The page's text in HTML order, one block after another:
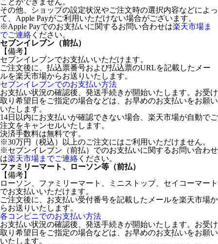
ことができません。
その他、ショップの設定状況やご注文時の選択内容などによっ
て、Apple Payがご利用いただけない場合がございます。
※Apple Payでのお支払いに関するお問い合わせは楽天市場ま
でご連絡 ください。
セブンイレブン（前払）
【備考】
セブンイレブンでお支払いいただけます。
ご注文後に、払込票番号および払込票のURLを記載したメー
ルを楽天市場からお送りいたします。
セブンイレブンでのお支払い方法
お支払い状況の確認後、発送手続きが開始いたします。お受け
取り希望日をご指定の場合などは、お早めのお支払いをお願い
いたします。
14日以内にお支払いが確認できない場合、楽天市場が自動でご
注文をキャンセルいたします。
決済手数料は無料です。
※30万円（税込）以上のご注文にはご利用いただけません。
※セブンイレブン（前払）でのお支払いに関するお問い合わせ
は楽天市場までご連絡 ください。
ファミリーマート、ローソン等（前払）
【備考】
ローソン、ファミリーマート、ミニストップ、セイコーマート
でお支払いいただけます。
ご注文後に、お支払い受付番号を記載したメールを楽天市場か
らお送りいたします。
各コンビニでのお支払い方法
お支払い状況の確認後、発送手続きが開始いたします。お受け
取り希望日をご指定の場合などは、お早めのお支払いをお願い
いたします。